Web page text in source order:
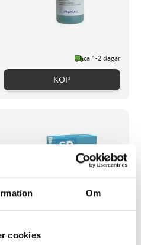
Om
cookies
ca 1-2 dagar
KÖP